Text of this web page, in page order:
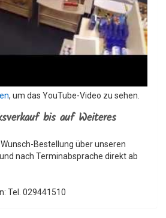
, um das YouTube-Video zu sehen.
bis auf Weiteres
Bestellung über unseren
nach Terminabsprache direkt ab
Tel. 029441510